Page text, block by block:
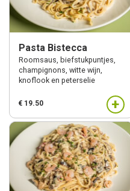
Pasta Bistecca
Roomsaus, biefstukpuntjes,
champignons, witte wijn,
knoflook en peterselie
€ 19.50 +